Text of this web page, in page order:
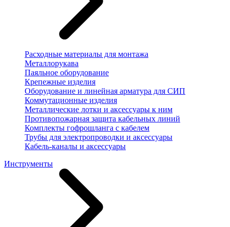
Расходные материалы для монтажа
Металлорукава
Паяльное оборудование
Крепежные изделия
Оборудование и линейная арматура для СИП
Коммутационные изделия
Металлические лотки и аксессуары к ним
Противопожарная защита кабельных линий
Комплекты гофрошланга с кабелем
Трубы для электропроводки и аксессуары
Кабель-каналы и аксессуары
Инструменты